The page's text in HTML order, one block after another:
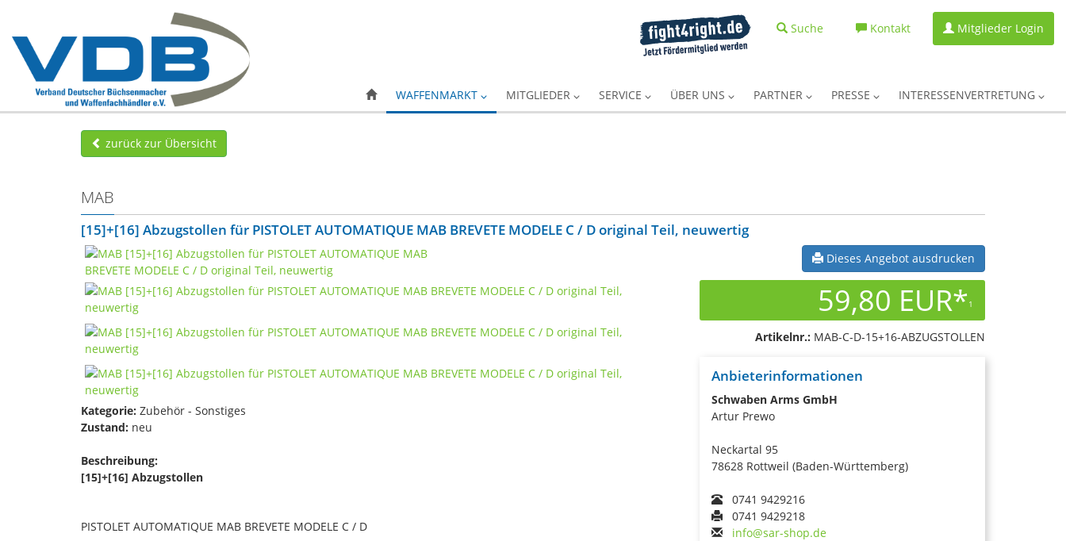
Suche Kontakt Mitglieder Login
WAFFENMARKT MITGLIEDER SERVICE ÜBER UNS PARTNER PRESSE INTERESSENVERTRETUNG
zurück zur Übersicht
MAB
[15]+[16] Abzugstollen für PISTOLET AUTOMATIQUE MAB BREVETE MODELE C / D original Teil, neuwertig
Kategorie: Zubehör - Sonstiges
Zustand: neu
Beschreibung:
[15]+[16] Abzugstollen
PISTOLET AUTOMATIQUE MAB BREVETE MODELE C / D
Dieses Angebot ausdrucken
59,80 EUR*1
Artikelnr.: MAB-C-D-15+16-ABZUGSTOLLEN
Anbieterinformationen
Schwaben Arms GmbH
Artur Prewo
Neckartal 95
78628 Rottweil (Baden-Württemberg)
0741 9429216
0741 9429218
info@sar-shop.de